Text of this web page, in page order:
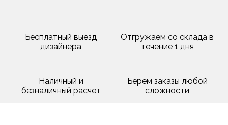
Бесплатный выезд
дизайнера
Отгружаем со склада в
течение 1 дня
Наличный и
безналичный расчет
Берём заказы любой
сложности